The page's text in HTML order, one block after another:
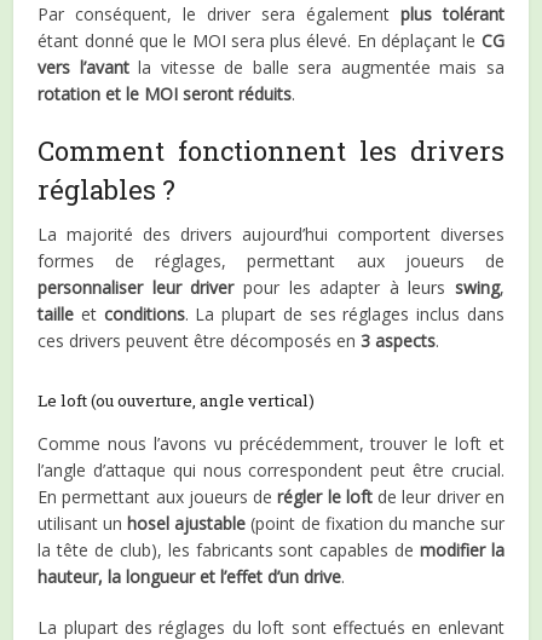
Par conséquent, le driver sera également plus tolérant
étant donné que le MOI sera plus élevé. En déplaçant le CG
vers l’avantla vitesse de balle sera augmentée mais sa
rotation et le MOI seront réduits.
Comment fonctionnent les drivers
réglables ?
La majorité des drivers aujourd’hui comportent diverses
formes de réglages, permettant aux joueurs de
personnaliser leur driverpour les adapter à leurs swing,
taille et conditions. La plupart de ses réglages inclus dans
ces drivers peuvent être décomposés en 3 aspects.
Le loft (ou ouverture, angle vertical)
Comme nous l’avons vu précédemment, trouver le loft et
l’angle d’attaque qui nous correspondent peut être crucial.
En permettant aux joueurs derégler le loftde leur driver en
utilisant unhosel ajustable (point de fixation du manche sur
la tête de club), les fabricants sont capables de modifier la
hauteur, la longueur et l’effet d’un drive.
La plupart des réglages du loft sont effectués en enlevant